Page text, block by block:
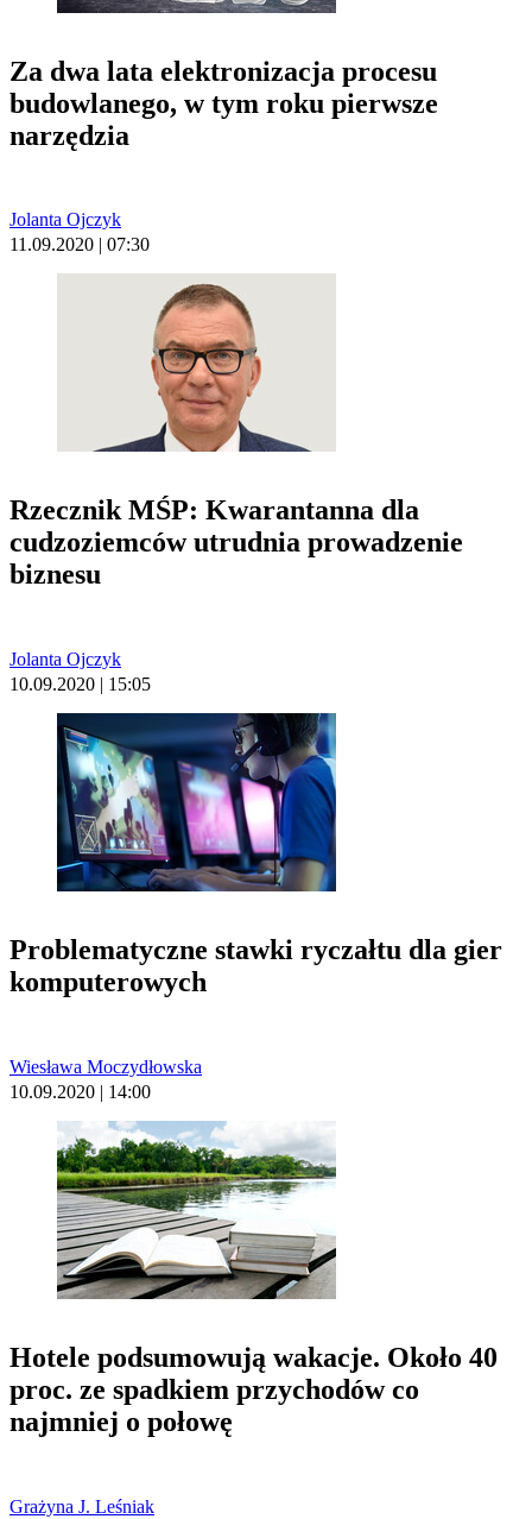
Za dwa lata elektronizacja procesu
budowlanego, w tym roku pierwsze
narzędzia
Jolanta Ojczyk
11.09.2020 | 07:30
Rzecznik MŚP: Kwarantanna dla
cudzoziemców utrudnia prowadzenie
biznesu
Jolanta Ojczyk
10.09.2020 | 15:05
Problematyczne stawki ryczałtu dla gier
komputerowych
Wiesława Moczydłowska
10.09.2020 | 14:00
Hotele podsumowują wakacje. Około 40
proc. ze spadkiem przychodów co
najmniej o połowę
Grażyna J. Leśniak